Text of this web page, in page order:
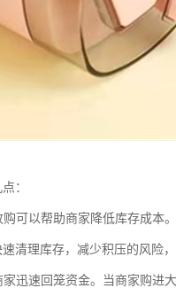
：
可以帮助商家降低库存成本
清理库存，减少积压的风险，
迅速回笼资金。当商家购进